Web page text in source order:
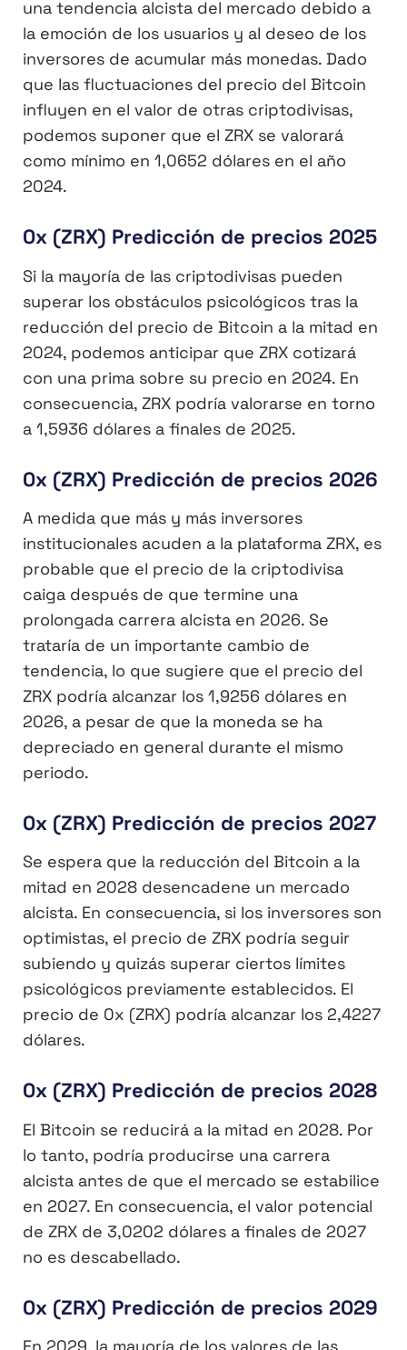
una tendencia alcista del mercado debido a
la emoción de los usuarios y al deseo de los
inversores de acumular más monedas. Dado
que las fluctuaciones del precio del Bitcoin
influyen en el valor de otras criptodivisas,
podemos suponer que el ZRX se valorará
como mínimo en 1,0652 dólares en el año
2024.
0x (ZRX) Predicción de precios 2025
Si la mayoría de las criptodivisas pueden
superar los obstáculos psicológicos tras la
reducción del precio de Bitcoin a la mitad en
2024, podemos anticipar que ZRX cotizará
con una prima sobre su precio en 2024. En
consecuencia, ZRX podría valorarse en torno
a 1,5936 dólares a finales de 2025.
0x (ZRX) Predicción de precios 2026
A medida que más y más inversores
institucionales acuden a la plataforma ZRX, es
probable que el precio de la criptodivisa
caiga después de que termine una
prolongada carrera alcista en 2026. Se
trataría de un importante cambio de
tendencia, lo que sugiere que el precio del
ZRX podría alcanzar los 1,9256 dólares en
2026, a pesar de que la moneda se ha
depreciado en general durante el mismo
periodo.
0x (ZRX) Predicción de precios 2027
Se espera que la reducción del Bitcoin a la
mitad en 2028 desencadene un mercado
alcista. En consecuencia, si los inversores son
optimistas, el precio de ZRX podría seguir
subiendo y quizás superar ciertos límites
psicológicos previamente establecidos. El
precio de 0x (ZRX) podría alcanzar los 2,4227
dólares.
0x (ZRX) Predicción de precios 2028
El Bitcoin se reducirá a la mitad en 2028. Por
lo tanto, podría producirse una carrera
alcista antes de que el mercado se estabilice
en 2027. En consecuencia, el valor potencial
de ZRX de 3,0202 dólares a finales de 2027
no es descabellado.
0x (ZRX) Predicción de precios 2029